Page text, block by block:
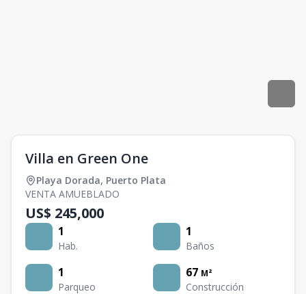
Villa en Green One
Playa Dorada, Puerto Plata
VENTA AMUEBLADO
US$ 245,000
1
Hab.
1
Baños
1
Parqueo
67 M²
Construcción